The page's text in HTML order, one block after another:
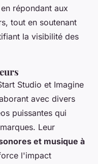
répondant aux
tout en soutenant
la visibilité des
Studio et Imagine
avec divers
puissantes qui
Leur
et musique à
l'impact